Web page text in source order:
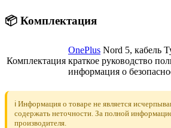
📦 Комплектация
Комплектация
OnePlus Nord 5, кабель
краткое руководство
информация о
ℹ️ Информация о товаре не является
содержать неточности. За полной
производителя.